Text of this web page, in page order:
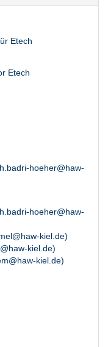
Etech
Etech
hoeher@haw-
hoeher@haw-
kiel.de)
kiel.de)
kiel.de)